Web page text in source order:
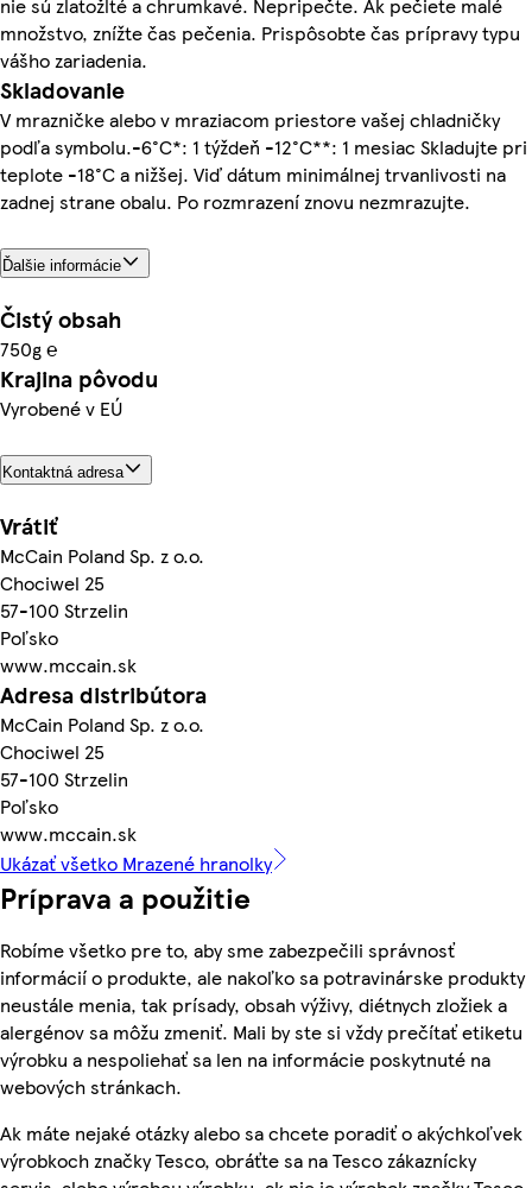
nie sú zlatožlté a chrumkavé. Nepripečte. Ak pečiete malé
množstvo, znížte čas pečenia. Prispôsobte čas prípravy typu
vášho zariadenia.
Skladovanie
V mrazničke alebo v mraziacom priestore vašej chladničky
podľa symbolu.-6°C*: 1 týždeň -12°C**: 1 mesiac Skladujte pri
teplote -18°C a nižšej. Viď dátum minimálnej trvanlivosti na
zadnej strane obalu. Po rozmrazení znovu nezmrazujte.
Ďalšie informácie
Čistý obsah
750g ℮
Krajina pôvodu
Vyrobené v EÚ
Kontaktná adresa
Vrátiť
McCain Poland Sp. z o.o.
Chociwel 25
57-100 Strzelin
Poľsko
www.mccain.sk
Adresa distribútora
McCain Poland Sp. z o.o.
Chociwel 25
57-100 Strzelin
Poľsko
www.mccain.sk
Ukázať všetko Mrazené hranolky
Príprava a použitie
Robíme všetko pre to, aby sme zabezpečili správnosť
informácií o produkte, ale nakoľko sa potravinárske produkty
neustále menia, tak prísady, obsah výživy, diétnych zložiek a
alergénov sa môžu zmeniť. Mali by ste si vždy prečítať etiketu
výrobku a nespoliehať sa len na informácie poskytnuté na
webových stránkach.
Ak máte nejaké otázky alebo sa chcete poradiť o akýchkoľvek
výrobkoch značky Tesco, obráťte sa na Tesco zákaznícky